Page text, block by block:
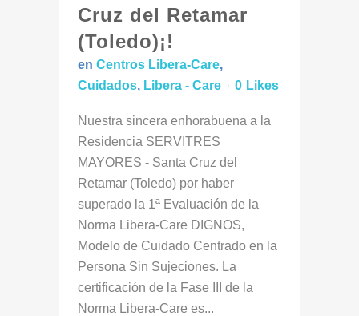
Cruz del Retamar
(Toledo)¡!
en Centros Libera-Care,
Cuidados, Libera - Care 0 Likes
Nuestra sincera enhorabuena a la
Residencia SERVITRES
MAYORES - Santa Cruz del
Retamar (Toledo) por haber
superado la 1ª Evaluación de la
Norma Libera-Care DIGNOS,
Modelo de Cuidado Centrado en la
Persona Sin Sujeciones. La
certificación de la Fase III de la
Norma Libera-Care es...